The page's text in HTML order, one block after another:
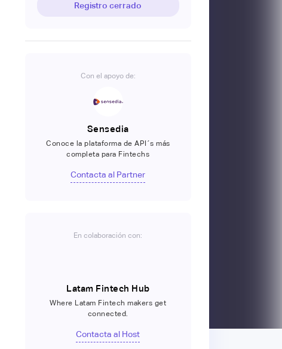
Registro cerrado
Con el apoyo de:
Sensedia
Conoce la plataforma de API´s más
completa para Fintechs
Contacta al Partner
En colaboración con:
Latam Fintech Hub
Where Latam Fintech makers get
connected.
Contacta al Host